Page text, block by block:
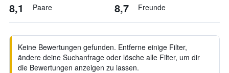
8,1 Paare 8,7 Freunde
Keine Bewertungen gefunden. Entferne einige Filter,
ändere deine Suchanfrage oder lösche alle Filter, um dir
die Bewertungen anzeigen zu lassen.